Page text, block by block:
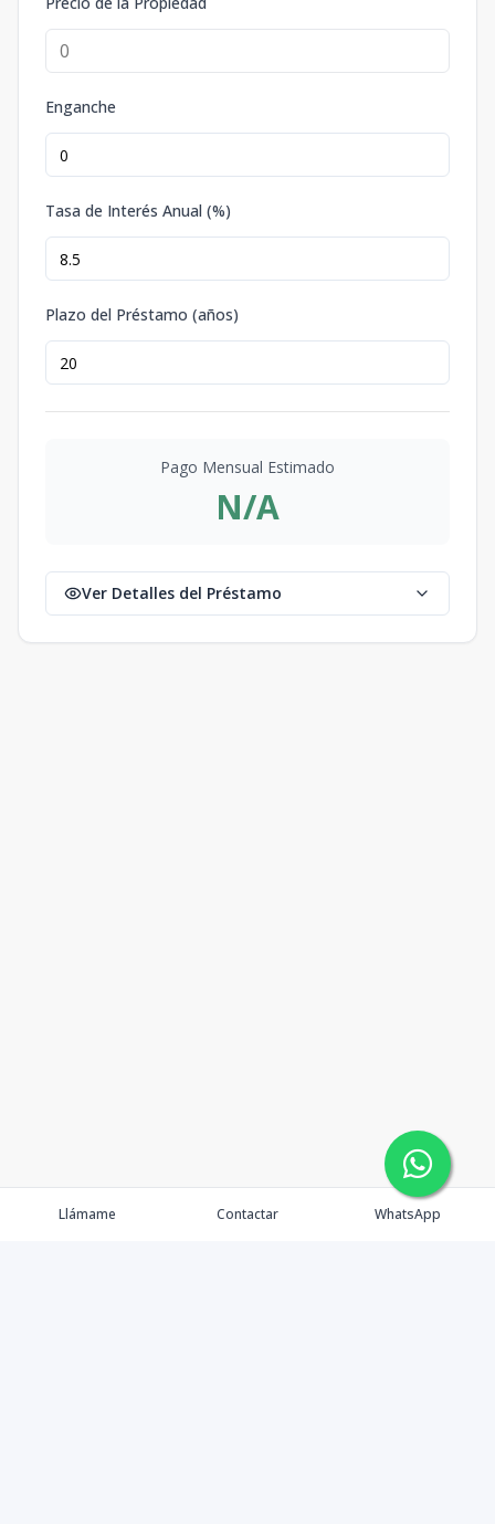
Enganche
Tasa de Interés Anual (%)
Plazo del Préstamo (años)
Pago Mensual Estimado
N/A
Ver Detalles del Préstamo
Llámame Contactar WhatsApp